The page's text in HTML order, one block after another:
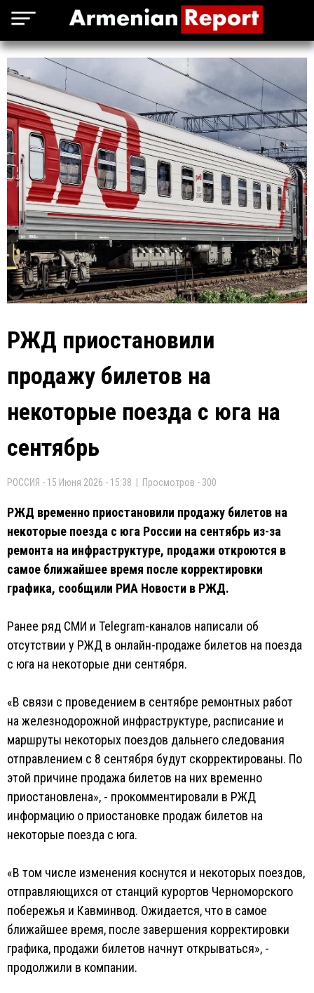
РЖД приостановили
продажу билетов на
некоторые поезда с юга на
сентябрь
РОССИЯ - 15 Июня 2026 - 15:38 | Просмотров - 300
РЖД временно приостановили продажу билетов на
некоторые поезда с юга России на сентябрь из-за
ремонта на инфраструктуре, продажи откроются в
самое ближайшее время после корректировки
графика, сообщили РИА Новости в РЖД.
Ранее ряд СМИ и Telegram-каналов написали об
отсутствии у РЖД в онлайн-продаже билетов на поезда
с юга на некоторые дни сентября.
«В связи с проведением в сентябре ремонтных работ
на железнодорожной инфраструктуре, расписание и
маршруты некоторых поездов дальнего следования
отправлением с 8 сентября будут скорректированы. По
этой причине продажа билетов на них временно
приостановлена», - прокомментировали в РЖД
информацию о приостановке продаж билетов на
некоторые поезда с юга.
«В том числе изменения коснутся и некоторых поездов,
отправляющихся от станций курортов Черноморского
побережья и Кавминвод. Ожидается, что в самое
ближайшее время, после завершения корректировки
графика, продажи билетов начнут открываться», -
продолжили в компании.